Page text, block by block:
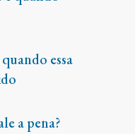
essa
a pena?